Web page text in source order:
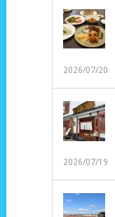
2026/07/20
2026/07/19